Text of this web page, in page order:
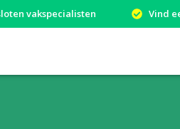
vakspecialisten Vind